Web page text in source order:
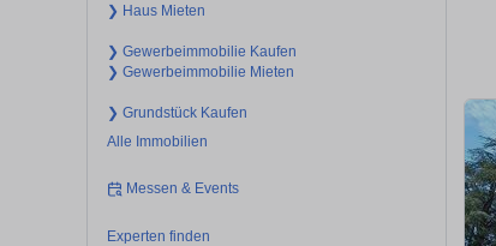
❯ Haus Mieten
❯ Gewerbeimmobilie Kaufen
❯ Gewerbeimmobilie Mieten
❯ Grundstück Kaufen
Alle Immobilien
Messen & Events
Experten finden